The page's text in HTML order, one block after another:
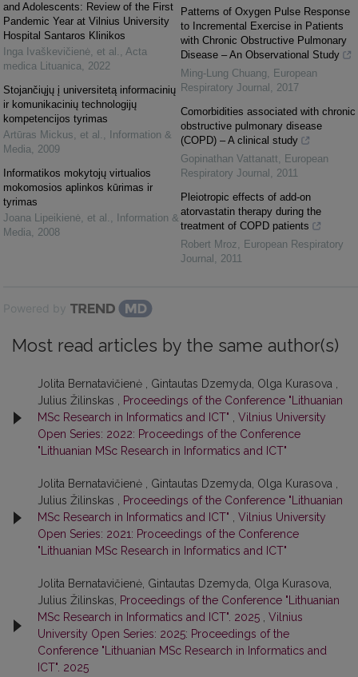
and Adolescents: Review of the First
Pandemic Year at Vilnius University
Hospital Santaros Klinikos
Inga Ivaškevičienė, et al. , Acta
medica Lituanica, 2022
Stojančiųjų į universitetą informacinių
ir komunikacinių technologijų
kompetencijos tyrimas
Artūras Mickus, et al. ,
Information &
Media, 2009
Informatikos mokytojų virtualios
mokomosios aplinkos kūrimas ir
tyrimas
Joana Lipeikienė, et al. ,
Information &
Media, 2008
Patterns of Oxygen Pulse Response
to Incremental Exercise in Patients
with Chronic Obstructive Pulmonary
Disease – An Observational Study
Ming-Lung Chuang, European
Respiratory Journal , 2017
Comorbidities associated with chronic
obstructive pulmonary disease
(COPD) – A clinical study
Gopinathan Vattanatt, European
Respiratory Journal , 2011
Pleiotropic effects of add-on
atorvastatin therapy during the
treatment of COPD patients
Robert Mroz, European Respiratory
Journal , 2011
Powered by
Most read articles by the same author(s)
Jolita Bernatavičienė , Gintautas Dzemyda, Olga Kurasova ,
Julius Žilinskas ,
Proceedings of the Conference "Lithuanian
MSc Research in Informatics and ICT"
Vilnius University
Open Series: 2022: Proceedings of the Conference
"Lithuanian MSc Research in Informatics and ICT"
Jolita Bernatavičienė , Gintautas Dzemyda, Olga Kurasova ,
Julius Žilinskas ,
Proceedings of the Conference "Lithuanian
MSc Research in Informatics and ICT"
Vilnius University
Open Series: 2021: Proceedings of the Conference
"Lithuanian MSc Research in Informatics and ICT"
Jolita Bernatavičienė, Gintautas Dzemyda, Olga Kurasova,
Julius Žilinskas,
Proceedings of the Conference "Lithuanian
MSc Research in Informatics and ICT". 2025
Vilnius
University Open Series: 2025: Proceedings of the
Conference "Lithuanian MSc Research in Informatics and
ICT". 2025